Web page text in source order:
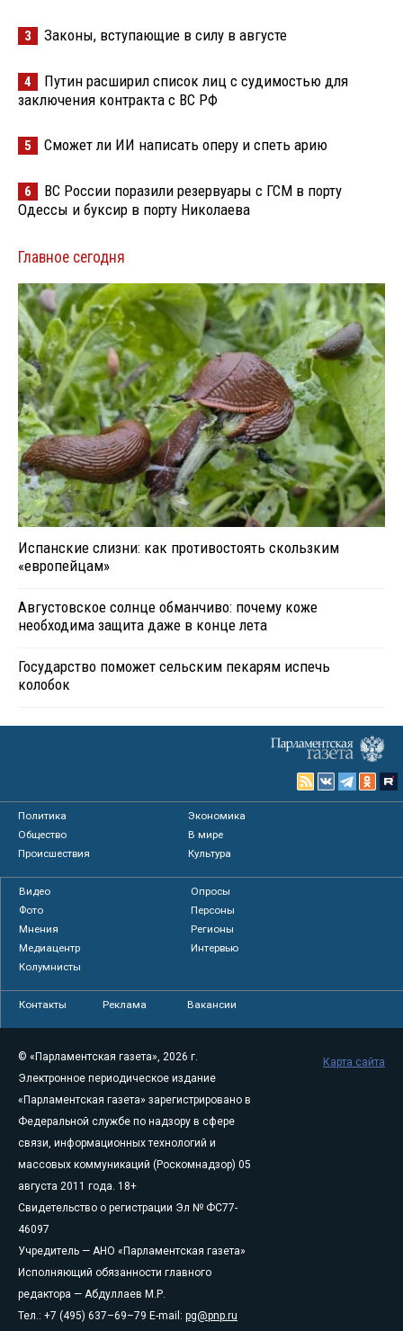
3 Законы, вступающие в силу в августе
4
Путин расширил список лиц с судимостью для
заключения контракта с ВС РФ
5 Сможет ли ИИ написать оперу и спеть арию
6
ВС России поразили резервуары с ГСМ в порту
Одессы и буксир в порту Николаева
Главное сегодня
Испанские слизни: как противостоять скользким
«европейцам»
Августовское солнце обманчиво: почему коже
необходима защита даже в конце лета
Государство поможет сельским пекарям испечь
колобок
Политика
Экономика
Общество
В мире
Происшествия
Культура
Видео
Опросы
Фото
Персоны
Мнения
Регионы
Медиацентр
Интервью
Колумнисты
Контакты Реклама Вакансии
© «Парламентская газета», 2026 г.
Электронное периодическое издание
«Парламентская газета» зарегистрировано в
Федеральной службе по надзору в сфере
связи, информационных технологий и
массовых коммуникаций (Роскомнадзор) 05
августа 2011 года. 18+
Свидетельство о регистрации Эл № ФС77-
46097
Учредитель — АНО «Парламентская газета»
Исполняющий обязанности главного
редактора — Абдуллаев М.Р.
Тел.: +7 (495) 637–69–79 E-mail: pg@pnp.ru
Карта сайта